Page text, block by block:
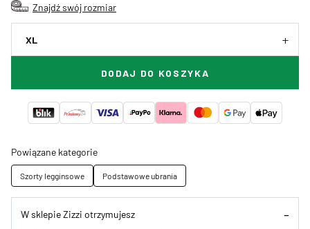
Znajdź swój rozmiar
XL
DODAJ DO KOSZYKA
Powiązane kategorie
Szorty legginsowe Podstawowe ubrania
W sklepie Zizzi otrzymujesz